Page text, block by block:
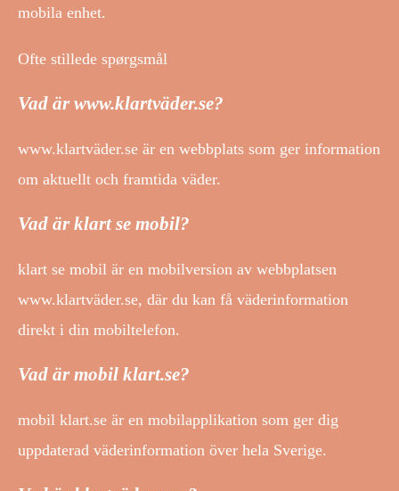
mobila enhet.
Ofte stillede spørgsmål
Vad är www.klartväder.se?
www.klartväder.se är en webbplats som ger information
om aktuellt och framtida väder.
Vad är klart se mobil?
klart se mobil är en mobilversion av webbplatsen
www.klartväder.se, där du kan få väderinformation
direkt i din mobiltelefon.
Vad är mobil klart.se?
mobil klart.se är en mobilapplikation som ger dig
uppdaterad väderinformation över hela Sverige.